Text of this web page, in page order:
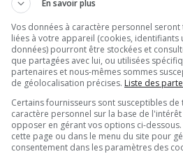
et fait partie des artisans qui
avantageusement dans
Joyal, directeur du CFPP.
En savoir plus
Vos données à caractère personnel
liées à votre appareil (cookies, identifiants
données) pourront être stockées et
que partagées avec lui, ou utilisées
partenaires et nous-mêmes sommes
de géolocalisation précises. Liste des
Certains fournisseurs sont susceptibles
caractère personnel sur la base de
opposer en gérant vos options ci-dessous.
cette page ou dans le menu du site pour
consentement dans les paramètres des